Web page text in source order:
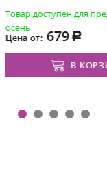
доступен для предзаказа
679
В КОРЗИНУ